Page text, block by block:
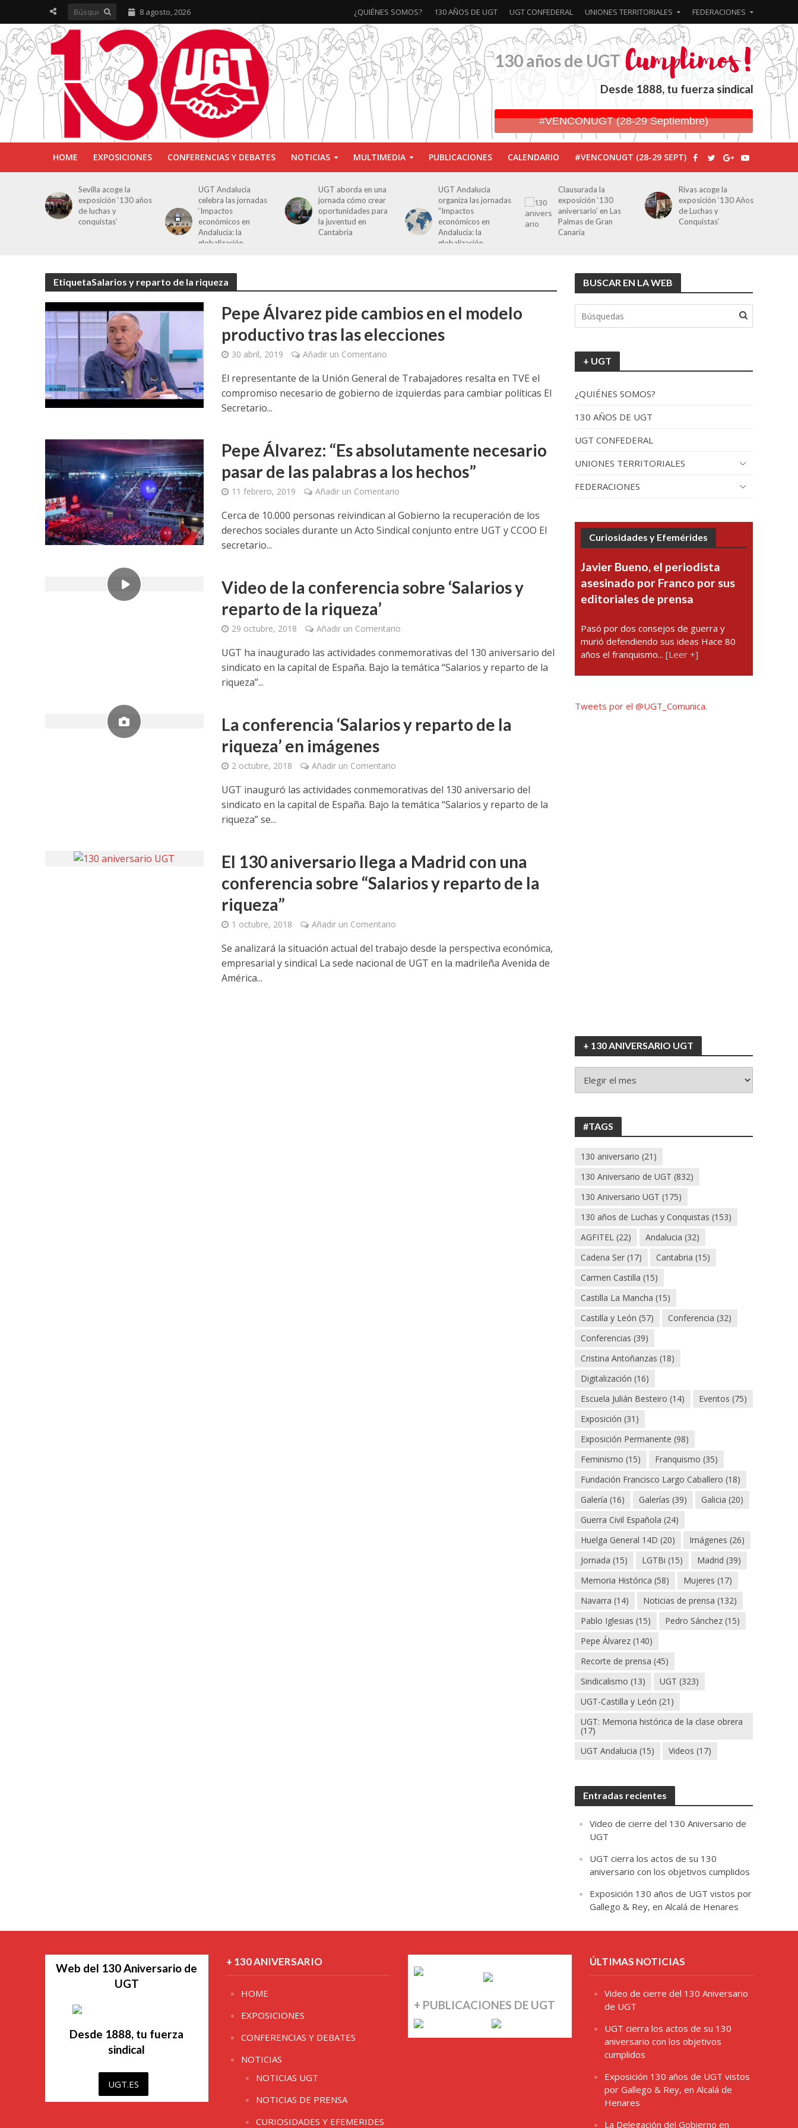
8 agosto, 2026 ¿QUIÉNES SOMOS? 130 AÑOS DE UGT UGT CONFEDERAL UNIONES TERRITORIALES FEDERACIONES
130 años de UGT
Desde 1888, tu fuerza sindical
#VENCONUGT (28-29 Septiembre)
HOME EXPOSICIONES CONFERENCIAS Y DEBATES NOTICIAS MULTIMEDIA PUBLICACIONES CALENDARIO #VENCONUGT (28-29 SEPT)
Sevilla acoge la
exposición ‘130 años
de luchas y
conquistas’
UGT Andalucía
celebra las jornadas
‘Impactos
económicos en
Andalucía: la
globalización
UGT aborda en una
jornada cómo crear
oportunidades para
la juventud en
Cantabria
UGT Andalucía
organiza las jornadas
“Impactos
económicos en
Andalucía: la
globalización
Clausurada la
exposición ‘130
aniversario’ en Las
Palmas de Gran
Canaria
Rivas acoge la
exposición ‘130 Años
de Luchas y
Conquistas’
EtiquetaSalarios y reparto de la riqueza
Pepe Álvarez pide cambios en el modelo
productivo tras las elecciones
30 abril, 2019 Añadir un Comentario
El representante de la Unión General de Trabajadores resalta en TVE el
compromiso necesario de gobierno de izquierdas para cambiar políticas El
Secretario...
Pepe Álvarez: “Es absolutamente necesario
pasar de las palabras a los hechos”
11 febrero, 2019 Añadir un Comentario
Cerca de 10.000 personas reivindican al Gobierno la recuperación de los
derechos sociales durante un Acto Sindical conjunto entre UGT y CCOO El
secretario...
Video de la conferencia sobre ‘Salarios y
reparto de la riqueza’
29 octubre, 2018 Añadir un Comentario
UGT ha inaugurado las actividades conmemorativas del 130 aniversario del
sindicato en la capital de España. Bajo la temática “Salarios y reparto de la
riqueza”...
La conferencia ‘Salarios y reparto de la
riqueza’ en imágenes
2 octubre, 2018 Añadir un Comentario
UGT inauguró las actividades conmemorativas del 130 aniversario del
sindicato en la capital de España. Bajo la temática “Salarios y reparto de la
riqueza” se...
El 130 aniversario llega a Madrid con una
conferencia sobre “Salarios y reparto de la
riqueza”
1 octubre, 2018 Añadir un Comentario
Se analizará la situación actual del trabajo desde la perspectiva económica,
empresarial y sindical La sede nacional de UGT en la madrileña Avenida de
América...
BUSCAR EN LA WEB
+ UGT
¿QUIÉNES SOMOS?
130 AÑOS DE UGT
UGT CONFEDERAL
UNIONES TERRITORIALES
FEDERACIONES
Curiosidades y Efemérides
Javier Bueno, el periodista
asesinado por Franco por sus
editoriales de prensa
Pasó por dos consejos de guerra y
murió defendiendo sus ideas Hace 80
años el franquismo...[Leer +]
Tweets por el @UGT_Comunica.
+ 130 ANIVERSARIO UGT
130
#TAGS
130 aniversario (21)
130 Aniversario de UGT (832)
130 Aniversario UGT (175)
130 años de Luchas y Conquistas (153)
AGFITEL (22) Andalucia (32)
Cadena Ser (17) Cantabria (15)
Carmen Castilla (15)
Castilla La Mancha (15)
Castilla y León (57) Conferencia (32)
Conferencias (39)
Cristina Antoñanzas (18)
Digitalización (16)
Escuela Julián Besteiro (14) Eventos (75)
Exposición (31)
Exposición Permanente (98)
Feminismo (15) Franquismo (35)
Fundación Francisco Largo Caballero (18)
Galería (16) Galerías (39) Galicia (20)
Guerra Civil Española (24)
Huelga General 14D (20) Imágenes (26)
Jornada (15) LGTBi (15) Madrid (39)
Memoria Histórica (58) Mujeres (17)
Navarra (14) Noticias de prensa (132)
Pablo Iglesias (15) Pedro Sánchez (15)
Pepe Álvarez (140)
Recorte de prensa (45)
Sindicalismo (13) UGT (323)
UGT-Castilla y León (21)
UGT: Memoria histórica de la clase obrera
(17)
UGT Andalucia (15) Videos (17)
Entradas recientes
Video de cierre del 130 Aniversario de
UGT
UGT cierra los actos de su 130
aniversario con los objetivos cumplidos
Exposición 130 años de UGT vistos por
Gallego & Rey, en Alcalá de Henares
Web del 130 Aniversario de
UGT
Desde 1888, tu fuerza
sindical
UGT.ES
+ 130 ANIVERSARIO
HOME
EXPOSICIONES
CONFERENCIAS Y DEBATES
NOTICIAS
NOTICIAS UGT
NOTICIAS DE PRENSA
CURIOSIDADES Y EFEMERIDES
+ PUBLICACIONES DE UGT
ÚLTIMAS NOTICIAS
Video de cierre del 130 Aniversario
de UGT
UGT cierra los actos de su 130
aniversario con los objetivos
cumplidos
Exposición 130 años de UGT vistos
por Gallego & Rey, en Alcalá de
Henares
La Delegación del Gobierno en